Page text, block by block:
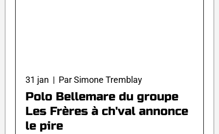
31 jan | Par Simone Tremblay
Polo Bellemare du groupe
Les Frères à ch'val annonce
le pire